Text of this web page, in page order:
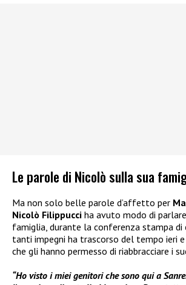
Le parole di Nicolò sulla sua
Ma non solo belle parole d’affetto per
Nicolò Filippucci ha avuto modo di
famiglia, durante la conferenza stampa di
tanti impegni ha trascorso del tempo ieri
che gli hanno permesso di riabbracciare i
“Ho visto i miei genitori che sono qui a